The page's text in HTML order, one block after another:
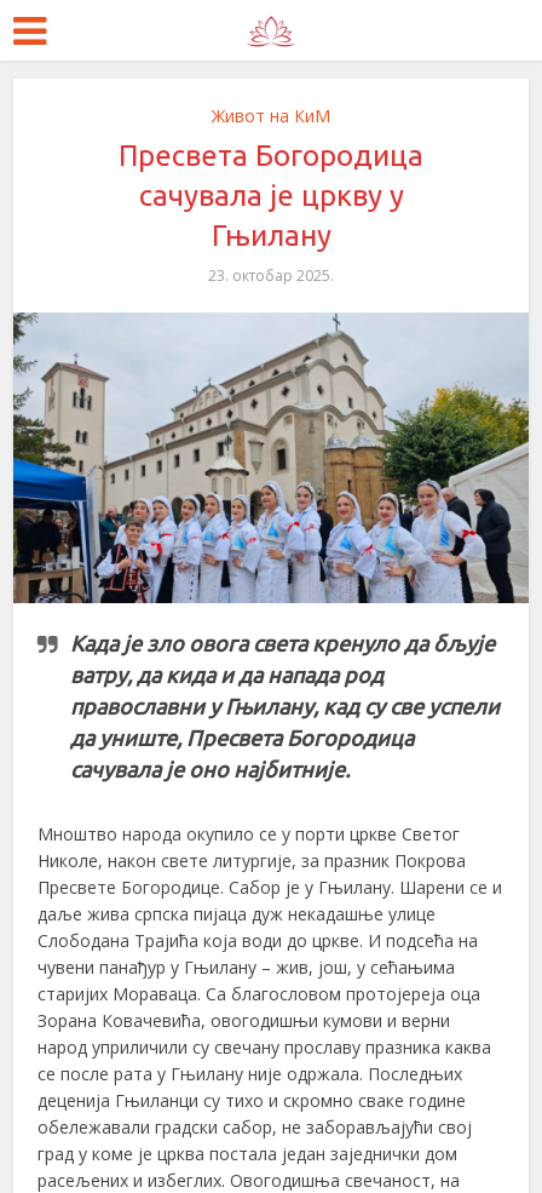
Живот на КиМ
Пресвета Богородица
сачувала је цркву у
Гњилану
23. октобар 2025.
Када је зло овога света кренуло да бљује
ватру, да кида и да напада род
православни у Гњилану, кад су све успели
да униште, Пресвета Богородица
сачувала је оно најбитније.
Мноштво народа окупило се у порти цркве Светог
Николе, након свете литургије, за празник Покрова
Пресвете Богородице. Сабор је у Гњилану. Шарени се и
даље жива српска пијаца дуж некадашње улице
Слободана Трајића која води до цркве. И подсећа на
чувени панађур у Гњилану – жив, још, у сећањима
старијих Мораваца. Са благословом протојереја оца
Зорана Ковачевића, овогодишњи кумови и верни
народ уприличили су свечану прославу празника каква
се после рата у Гњилану није одржала. Последњих
деценија Гњиланци су тихо и скромно сваке године
обележавали градски сабор, не заборављајући свој
град у коме је црква постала један заједнички дом
расељених и избеглих. Овогодишња свечаност, на